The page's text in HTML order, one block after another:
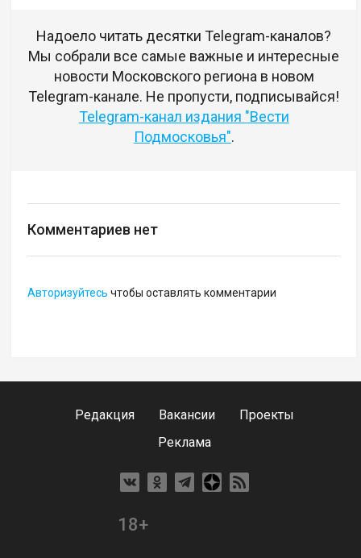
Надоело читать десятки Telegram-каналов?
Мы собрали все самые важные и интересные
новости Московского региона в новом
Telegram-канале. Не пропусти, подписывайся!
Telegram-канал издания "Вести
Подмосковья".
Комментариев нет
Авторизуйтесь чтобы оставлять комментарии
Редакция Вакансии
Проекты
Реклама
18+